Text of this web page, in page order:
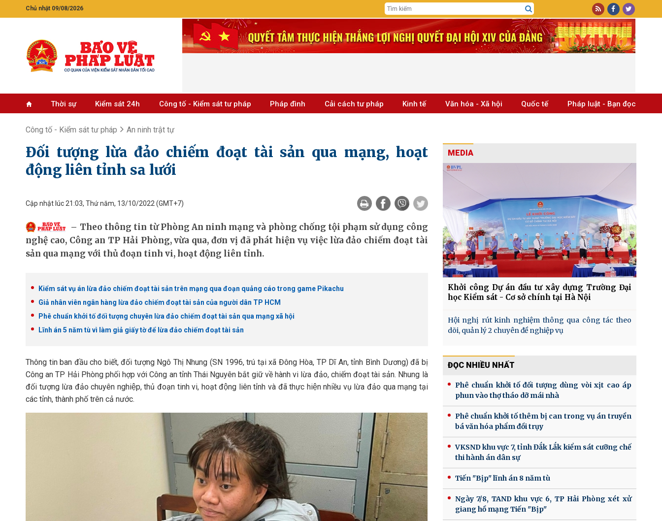
Chủ nhật 09/08/2026
Thời sự Kiểm sát 24h Công tố - Kiểm sát tư pháp Pháp đình Cải cách tư pháp Kinh tế Văn hóa - Xã hội Quốc tế Pháp luật - Bạn đọc
Công tố - Kiểm sát tư pháp An ninh trật tự
Đối tượng lừa đảo chiếm đoạt tài sản qua mạng, hoạt
động liên tỉnh sa lưới
Cập nhật lúc 21:03, Thứ năm, 13/10/2022 (GMT+7)
Theo thông tin từ Phòng An ninh mạng và phòng chống tội phạm sử dụng công
nghệ cao, Công an TP Hải Phòng, vừa qua, đơn vị đã phát hiện vụ việc lừa đảo chiếm đoạt tài
sản qua mạng với thủ đoạn tinh vi, hoạt động liên tỉnh.
Kiểm sát vụ án lừa đảo chiếm đoạt tài sản trên mạng qua đoạn quảng cáo trong game Pikachu
Giả nhân viên ngân hàng lừa đảo chiếm đoạt tài sản của người dân TP HCM
Phê chuẩn khởi tố đối tượng chuyên lừa đảo chiếm đoạt tài sản qua mạng xã hội
Lĩnh án 5 năm tù vì làm giả giấy tờ để lừa đảo chiếm đoạt tài sản
Thông tin ban đầu cho biết, đối tượng Ngô Thị Nhung (SN 1996, trú tại xã Đông Hòa, TP Dĩ An, tỉnh Bình Dương) đã bị
Công an TP Hải Phòng phối hợp với Công an tỉnh Thái Nguyên bắt giữ về hành vi lừa đảo, chiếm đoạt tài sản. Nhung là
đối tượng lừa đảo chuyên nghiệp, thủ đoạn tinh vi, hoạt động liên tỉnh và đã thực hiện nhiều vụ lừa đảo qua mạng tại
các tỉnh, thành phố trên cả nước.
MEDIA
Khởi công Dự án đầu tư xây dựng Trường Đại
học Kiểm sát - Cơ sở chính tại Hà Nội
Hội nghị rút kinh nghiệm thông qua công tác theo
dõi, quản lý 2 chuyên đề nghiệp vụ
ĐỌC NHIỀU NHẤT
Phê chuẩn khởi tố đối tượng dùng vòi xịt cao áp
phun vào thợ tháo dỡ mái nhà
Phê chuẩn khởi tố thêm bị can trong vụ án truyền
bá văn hóa phẩm đồi trụy
VKSND khu vực 7, tỉnh Đắk Lắk kiểm sát cưỡng chế
thi hành án dân sự
Tiến "Bịp" lĩnh án 8 năm tù
Ngày 7/8, TAND khu vực 6, TP Hải Phòng xét xử
giang hồ mạng Tiến "Bịp"